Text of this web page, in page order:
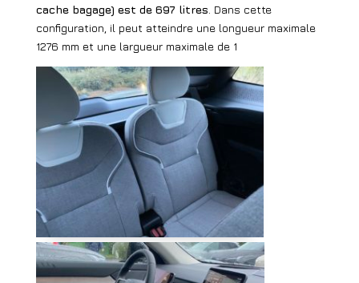
cache bagage) est de 697 litres. Dans cette
configuration, il peut atteindre une longueur maximale
1276 mm et une largueur maximale de 1